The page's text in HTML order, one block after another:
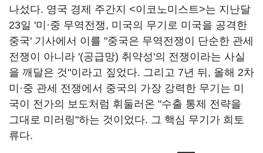
나섰다. 영국 경제 주간지 <이코노미스트>는 지난달
23일 '미 ·중 무역전쟁, 미국의 무기로 미국을 공격한
중국' 기사에서 이를 "중국은 무역전쟁이 단순한 관세
전쟁이 아니라 '(공급망) 취약성'의 전쟁이라는 사실
을 깨달은 것"이라고 짚었다. 그리고 7년 뒤, 올해 2차
미·중 관세 전쟁에서 중국의 가장 강력한 무기는 미
국이 전가의 보도처럼 휘둘러온 "수출 통제 전략을
그대로 미러링"하는 것이었다. 그 핵심 무기가 희토
류다.